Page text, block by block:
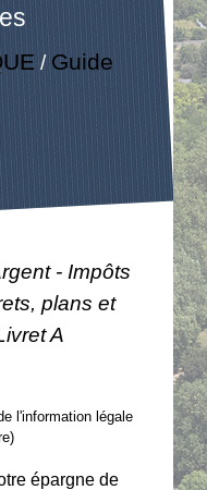
/ Guide
- Impôts
plans et
A
l'information légale
épargne de